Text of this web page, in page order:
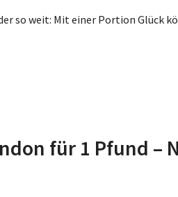
so weit: Mit einer Portion Glück
für 1 Pfund –